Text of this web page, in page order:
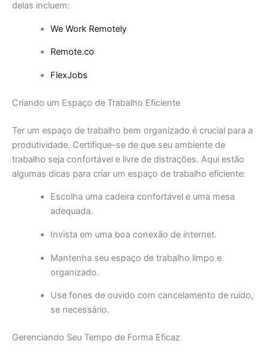
delas incluem:
We Work Remotely
Remote.co
FlexJobs
Criando um Espaço de Trabalho Eficiente
Ter um espaço de trabalho bem organizado é crucial para a
produtividade. Certifique-se de que seu ambiente de
trabalho seja confortável e livre de distrações. Aqui estão
algumas dicas para criar um espaço de trabalho eficiente:
Escolha uma cadeira confortável e uma mesa
adequada.
Invista em uma boa conexão de internet.
Mantenha seu espaço de trabalho limpo e
organizado.
Use fones de ouvido com cancelamento de ruído,
se necessário.
Gerenciando Seu Tempo de Forma Eficaz